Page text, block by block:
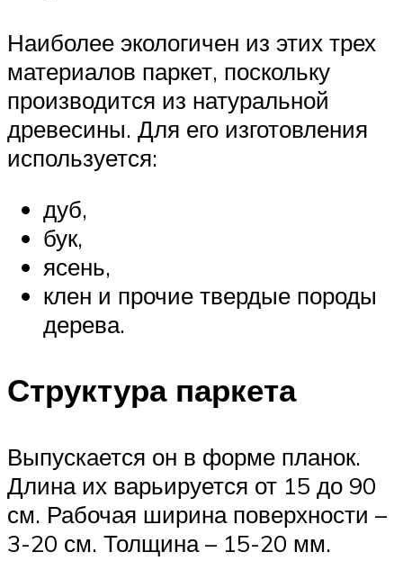
Наиболее экологичен из этих трех
материалов паркет, поскольку
производится из натуральной
древесины. Для его изготовления
используется:
дуб,
бук,
ясень,
клен и прочие твердые породы
дерева.
Структура паркета
Выпускается он в форме планок.
Длина их варьируется от 15 до 90
см. Рабочая ширина поверхности –
3-20 см. Толщина – 15-20 мм.